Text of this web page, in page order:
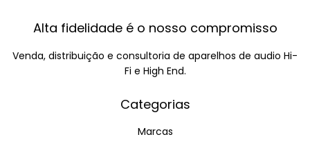
Alta fidelidade é o nosso compromisso
Venda, distribuição e consultoria de aparelhos de audio Hi-
Fi e High End.
Categorias
Marcas